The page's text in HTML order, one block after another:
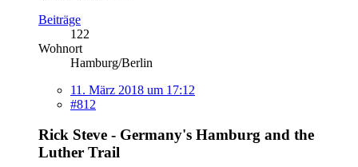
Beiträge
122
Wohnort
Hamburg/Berlin
11. März 2018 um 17:12
#812
Rick Steve - Germany's Hamburg and the
Luther Trail